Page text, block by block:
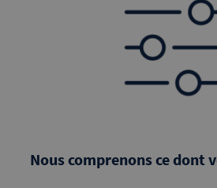
Nous comprenons ce dont